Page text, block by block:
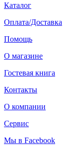
Каталог
Оплата/Доставка
Помощь
О магазине
Гостевая книга
Контакты
О компании
Сервис
Мы в Facebook